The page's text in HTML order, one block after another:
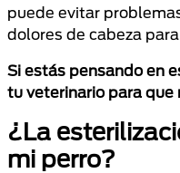
puede evitar
dolores de cabeza
Si estás pensando en
tu veterinario para
¿La
mi perro?